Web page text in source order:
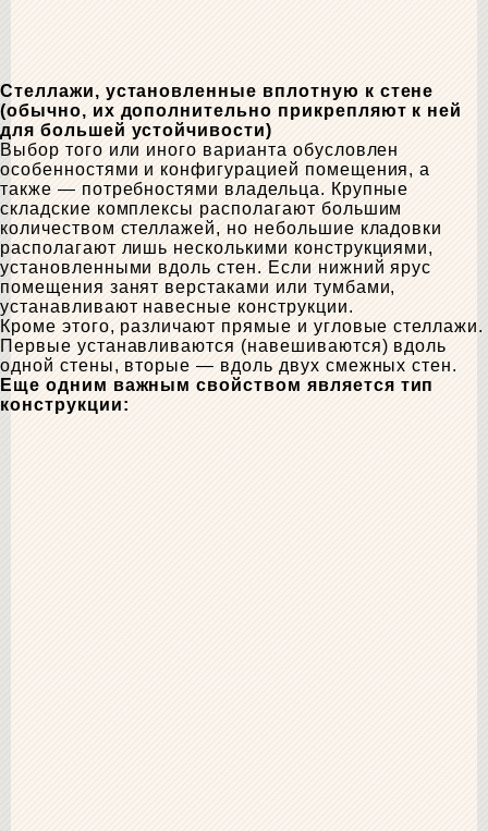
Стеллажи, установленные вплотную к стене
(обычно, их дополнительно прикрепляют к ней
для большей устойчивости)
Выбор того или иного варианта обусловлен
особенностями и конфигурацией помещения, а
также — потребностями владельца. Крупные
складские комплексы располагают большим
количеством стеллажей, но небольшие кладовки
располагают лишь несколькими конструкциями,
установленными вдоль стен. Если нижний ярус
помещения занят верстаками или тумбами,
устанавливают навесные конструкции.
Кроме этого, различают прямые и угловые стеллажи.
Первые устанавливаются (навешиваются) вдоль
одной стены, вторые — вдоль двух смежных стен.
Еще одним важным свойством является тип
конструкции: